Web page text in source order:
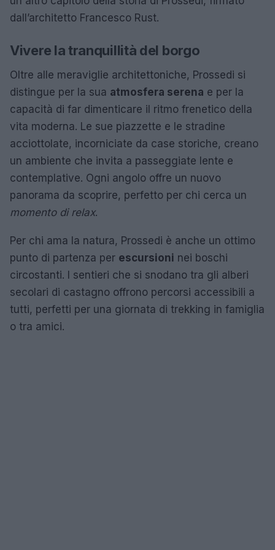
dall’architetto Francesco Rust.
Vivere la tranquillità del borgo
Oltre alle meraviglie architettoniche, Prossedi si
distingue per la sua atmosfera serena e per la
capacità di far dimenticare il ritmo frenetico della
vita moderna. Le sue piazzette e le stradine
acciottolate, incorniciate da case storiche, creano
un ambiente che invita a passeggiate lente e
contemplative. Ogni angolo offre un nuovo
panorama da scoprire, perfetto per chi cerca un
momento di relax.
Per chi ama la natura, Prossedi è anche un ottimo
punto di partenza per escursioni nei boschi
circostanti. I sentieri che si snodano tra gli alberi
secolari di castagno offrono percorsi accessibili a
tutti, perfetti per una giornata di trekking in famiglia
o tra amici.